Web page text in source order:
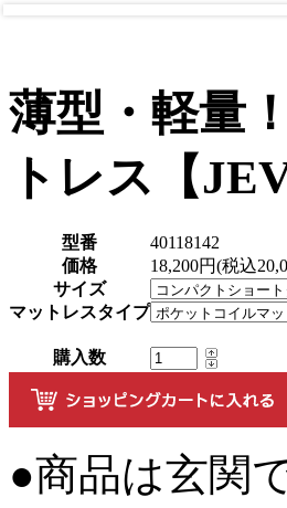
薄型・軽量
トレス【
型番
40118142
価格
18,200円(税込
サイズ
マットレスタイプ
購入数
●商品は玄関